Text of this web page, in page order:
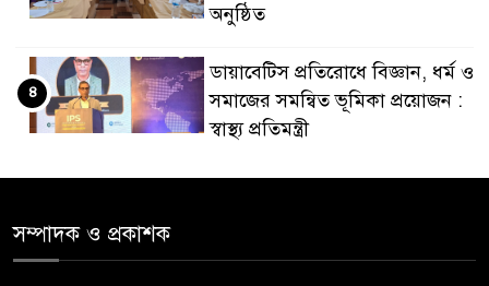
অনুষ্ঠিত
ডায়াবেটিস প্রতিরোধে বিজ্ঞান, ধর্ম ও
সমাজের সমন্বিত ভূমিকা প্রয়োজন :
স্বাস্থ্য প্রতিমন্ত্রী
৪
সম্পাদক ও প্রকাশক